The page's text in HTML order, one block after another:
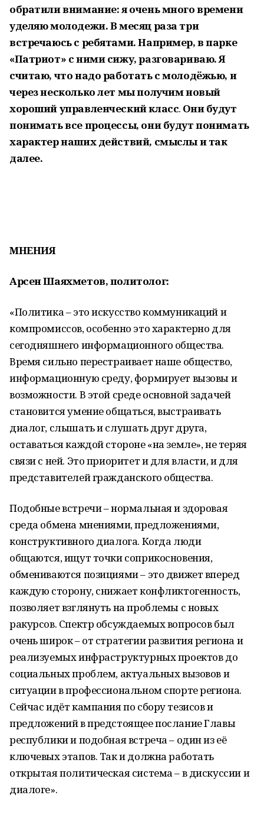
обратили внимание: я очень много времени
уделяю молодежи. В месяц раза три
встречаюсь с ребятами. Например, в парке
«Патриот» с ними сижу, разговариваю. Я
считаю, что надо работать с молодёжью, и
через несколько лет мы получим новый
хороший управленческий класс. Они будут
понимать все процессы, они будут понимать
характер наших действий, смыслы и так
далее.
МНЕНИЯ
Арсен Шаяхметов, политолог:
«Политика – это искусство коммуникаций и
компромиссов, особенно это характерно для
сегодняшнего информационного общества.
Время сильно перестраивает наше общество,
информационную среду, формирует вызовы и
возможности. В этой среде основной задачей
становится умение общаться, выстраивать
диалог, слышать и слушать друг друга,
оставаться каждой стороне «на земле», не теряя
связи с ней. Это приоритет и для власти, и для
представителей гражданского общества.
Подобные встречи – нормальная и здоровая
среда обмена мнениями, предложениями,
конструктивного диалога. Когда люди
общаются, ищут точки соприкосновения,
обмениваются позициями – это движет вперед
каждую сторону, снижает конфликтогенность,
позволяет взглянуть на проблемы с новых
ракурсов. Спектр обсуждаемых вопросов был
очень широк – от стратегии развития региона и
реализуемых инфраструктурных проектов до
социальных проблем, актуальных вызовов и
ситуации в профессиональном спорте региона.
Сейчас идёт кампания по сбору тезисов и
предложений в предстоящее послание Главы
республики и подобная встреча – один из её
ключевых этапов. Так и должна работать
открытая политическая система – в дискуссии и
диалоге».